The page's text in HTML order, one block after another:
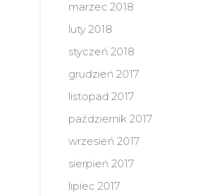
marzec 2018
luty 2018
styczeń 2018
grudzień 2017
listopad 2017
październik 2017
wrzesień 2017
sierpień 2017
lipiec 2017